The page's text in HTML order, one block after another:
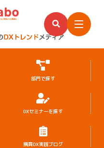
部門で探す
DXセミナーを探す
購買DX実践ブログ